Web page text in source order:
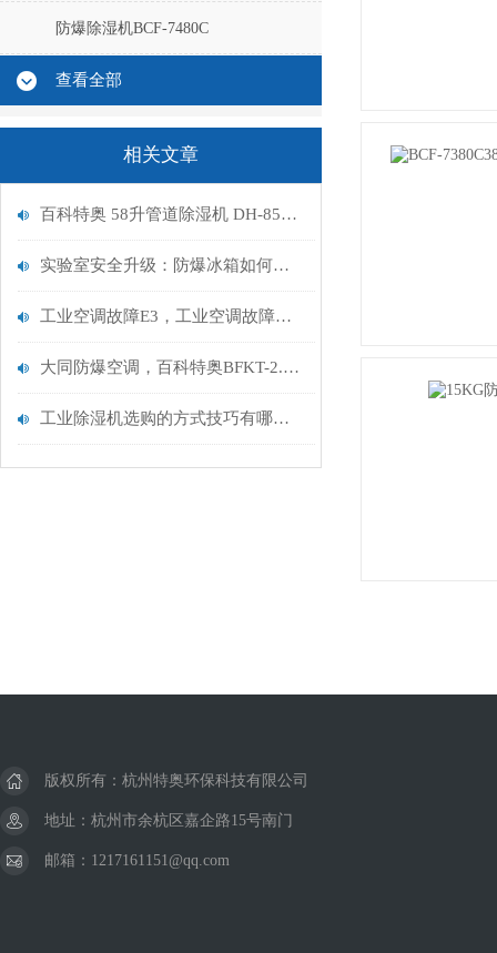
防爆除湿机BCF-7480C
查看全部
相关文章
百科特奥 58升管道除湿机 DH-858D的功耗是多少
实验室安全升级：防爆冰箱如何成为危险品管理的“智能守门员“？
工业空调故障E3，工业空调故障代码E3高压保护，导致无法启动
大同防爆空调，百科特奥BFKT-2.6，大同防爆空调1匹/壁挂式
工业除湿机选购的方式技巧有哪些？
版权所有：杭州特奥环保科技有限公司
地址：杭州市余杭区嘉企路15号南门
邮箱：1217161151@qq.com